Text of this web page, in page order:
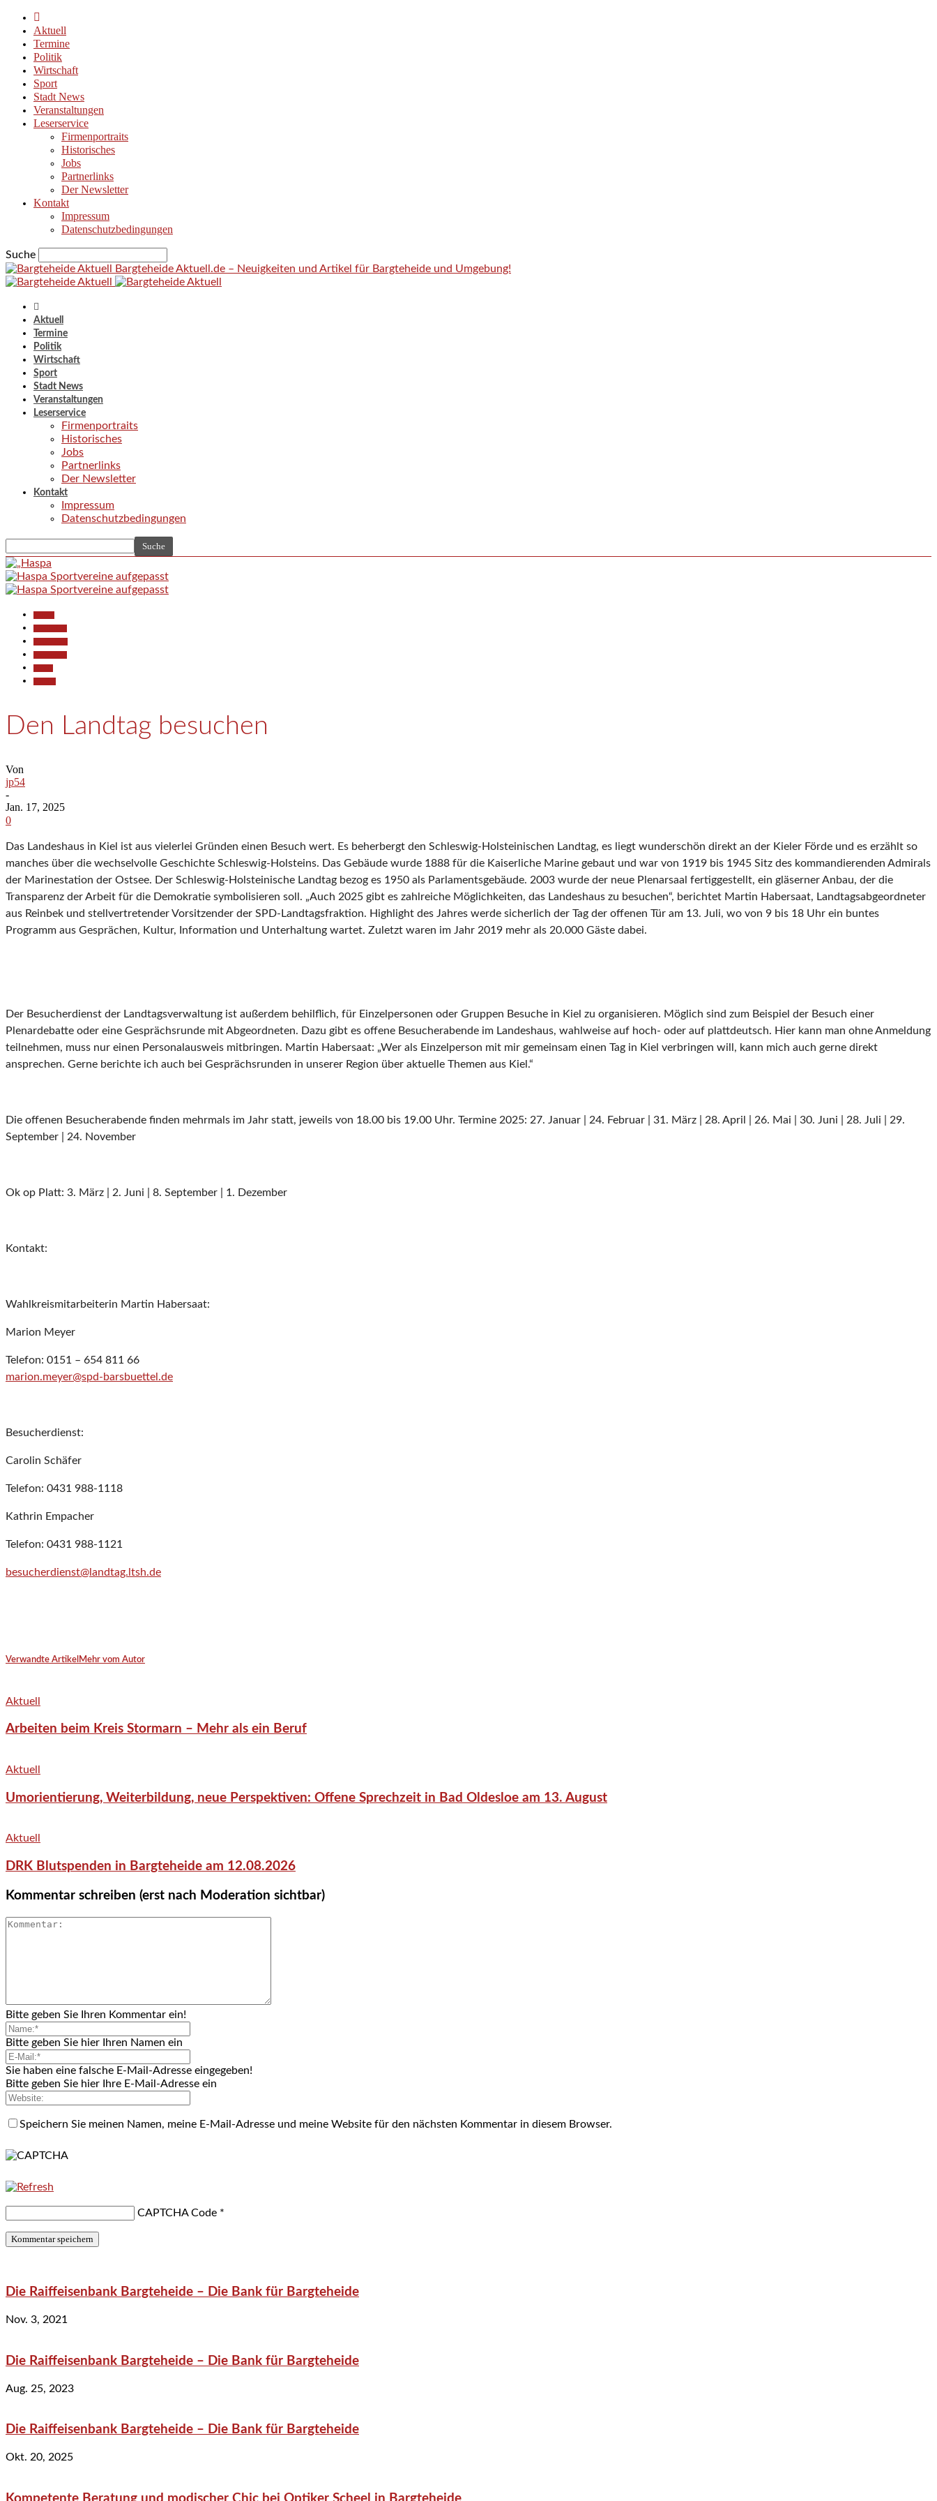
Aktuell
Termine
Politik
Wirtschaft
Sport
Stadt News
Veranstaltungen
Leserservice
Firmenportraits
Historisches
Jobs
Partnerlinks
Der Newsletter
Kontakt
Impressum
Datenschutzbedingungen
Suche
Bargteheide Aktuell.de – Neuigkeiten und Artikel für Bargteheide und Umgebung!
Aktuell
Termine
Politik
Wirtschaft
Sport
Stadt News
Veranstaltungen
Leserservice
Firmenportraits
Historisches
Jobs
Partnerlinks
Der Newsletter
Kontakt
Impressum
Datenschutzbedingungen
Den Landtag besuchen
Von
jp54
-
Jan. 17, 2025
0
Das Landeshaus in Kiel ist aus vielerlei Gründen einen Besuch wert. Es beherbergt den Schleswig-Holsteinischen Landtag, es liegt wunderschön direkt an der Kieler Förde und es erzählt so
manches über die wechselvolle Geschichte Schleswig-Holsteins. Das Gebäude wurde 1888 für die Kaiserliche Marine gebaut und war von 1919 bis 1945 Sitz des kommandierenden Admirals
der Marinestation der Ostsee. Der Schleswig-Holsteinische Landtag bezog es 1950 als Parlamentsgebäude. 2003 wurde der neue Plenarsaal fertiggestellt, ein gläserner Anbau, der die
Transparenz der Arbeit für die Demokratie symbolisieren soll. „Auch 2025 gibt es zahlreiche Möglichkeiten, das Landeshaus zu besuchen“, berichtet Martin Habersaat, Landtagsabgeordneter
aus Reinbek und stellvertretender Vorsitzender der SPD-Landtagsfraktion. Highlight des Jahres werde sicherlich der Tag der offenen Tür am 13. Juli, wo von 9 bis 18 Uhr ein buntes
Programm aus Gesprächen, Kultur, Information und Unterhaltung wartet. Zuletzt waren im Jahr 2019 mehr als 20.000 Gäste dabei.
Der Besucherdienst der Landtagsverwaltung ist außerdem behilflich, für Einzelpersonen oder Gruppen Besuche in Kiel zu organisieren. Möglich sind zum Beispiel der Besuch einer
Plenardebatte oder eine Gesprächsrunde mit Abgeordneten. Dazu gibt es offene Besucherabende im Landeshaus, wahlweise auf hoch- oder auf plattdeutsch. Hier kann man ohne Anmeldung
teilnehmen, muss nur einen Personalausweis mitbringen. Martin Habersaat: „Wer als Einzelperson mit mir gemeinsam einen Tag in Kiel verbringen will, kann mich auch gerne direkt
ansprechen. Gerne berichte ich auch bei Gesprächsrunden in unserer Region über aktuelle Themen aus Kiel.“
Die offenen Besucherabende finden mehrmals im Jahr statt, jeweils von 18.00 bis 19.00 Uhr. Termine 2025: 27. Januar | 24. Februar | 31. März | 28. April | 26. Mai | 30. Juni | 28. Juli | 29.
September | 24. November
Ok op Platt: 3. März | 2. Juni | 8. September | 1. Dezember
Kontakt:
Wahlkreismitarbeiterin Martin Habersaat:
Marion Meyer
Telefon: 0151 – 654 811 66
marion.meyer@spd-barsbuettel.de
Besucherdienst:
Carolin Schäfer
Telefon: 0431 988-1118
Kathrin Empacher
Telefon: 0431 988-1121
besucherdienst@landtag.ltsh.de
Verwandte Artikel Mehr vom Autor
Aktuell
Arbeiten beim Kreis Stormarn – Mehr als ein Beruf
Aktuell
Umorientierung, Weiterbildung, neue Perspektiven: Offene Sprechzeit in Bad Oldesloe am 13. August
Aktuell
DRK Blutspenden in Bargteheide am 12.08.2026
Kommentar schreiben (erst nach Moderation sichtbar)
Bitte geben Sie Ihren Kommentar ein!
Bitte geben Sie hier Ihren Namen ein
Sie haben eine falsche E-Mail-Adresse eingegeben!
Bitte geben Sie hier Ihre E-Mail-Adresse ein
Speichern Sie meinen Namen, meine E-Mail-Adresse und meine Website für den nächsten Kommentar in diesem Browser.
CAPTCHA Code *
Die Raiffeisenbank Bargteheide – Die Bank für Bargteheide
Nov. 3, 2021
Die Raiffeisenbank Bargteheide – Die Bank für Bargteheide
Aug. 25, 2023
Die Raiffeisenbank Bargteheide – Die Bank für Bargteheide
Okt. 20, 2025
Kompetente Beratung und modischer Chic bei Optiker Scheel in Bargteheide